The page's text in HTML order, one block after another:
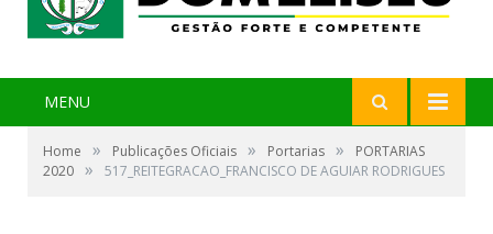
MENU
Home » Publicações Oficiais » Portarias »
PORTARIAS
2020 » 517_REITEGRACAO_FRANCISCO DE AGUIAR RODRIGUES